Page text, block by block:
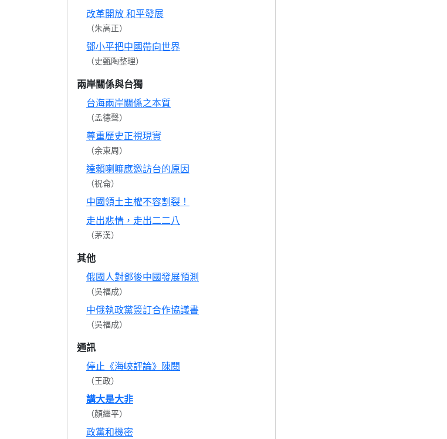
改革開放 和平發展
（朱高正）
鄧小平把中國帶向世界
（史甄陶整理）
兩岸關係與台獨
台海兩岸關係之本質
（孟德聲）
尊重歷史正視現實
（余東周）
達賴喇嘛應邀訪台的原因
（祝侖）
中國領土主權不容割裂！
走出悲情，走出二二八
（茅漢）
其他
俄國人對鄧後中國發展預測
（吳福成）
中俄執政黨簽訂合作協議書
（吳福成）
通訊
停止《海峽評論》陳閱
（王政）
講大是大非
（顏繼平）
政黨和機密